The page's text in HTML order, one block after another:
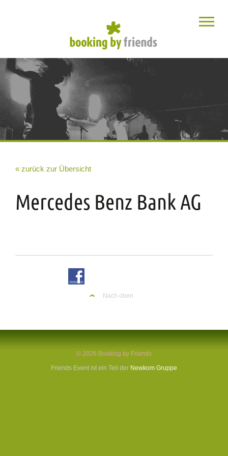
« zurück zur Übersicht
Mercedes Benz Bank AG
Nach oben
© 2026 Booking by Friends
Friends Event ist ein Teil der Newkom Gruppe